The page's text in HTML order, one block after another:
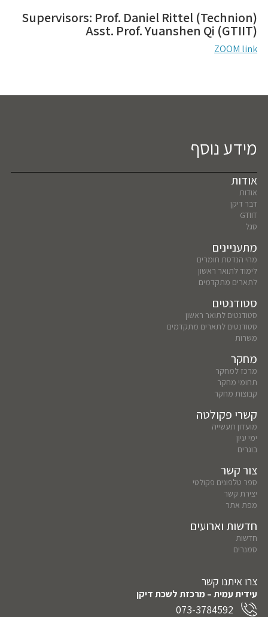
Supervisors: Prof. Daniel Rittel (Technion)
Asst. Prof. Yuanshen Qi (GTIIT)
ZOOM link
מידע נוסף
אודות
אודות
דבר דיקן
GTIIT
סגל
מתעניינים
מהי הנדסת חומרים
לימוד לתואר ראשון
לתארים מתקדמים
סטודנטים
סטודנטים לתואר ראשון
סטודנטים לתארים מתקדמים
משרות
מחקר
מרכז למחקר
תחומי מחקר
קבוצות מחקר
קשרי פקולטה
מועדון תעשייה
ימי עיון
בוגרים
צור קשר
ספר טלפונים פקולטי
יצירת קשר
מפת אתר
חדשות וארועים
חדשות
סמנרים
צרו איתנו קשר
עידית עמית – מרכזת לשכת דיקן
073-3784592